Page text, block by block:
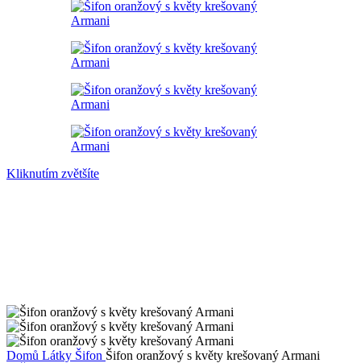
Kliknutím zvětšíte
Domů Látky Šifon Šifon oranžový s květy krešovaný Armani